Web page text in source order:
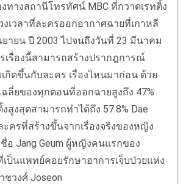
ทางสถานีโทรทัศน์ MBC ที่กวาดเรทติ้ง
เวลาที่ละครออกอากาศฉายที่เกาหลี
ายน ปี 2003 ไปจนถึงวันที่ 23 มีนาคม
เรื่องนี้สามารถสร้างปรากฎการณ์
กิดขึ้นกับละคร เรื่องไหนมาก่อน ด้วย
ฉลี่ยของทุกตอนที่ออกฉายสูงถึง 47%
สูงสุดสามารถทำได้ถึง 57.8% Dae
ะครที่สร้างขึ้นจากเรื่องจริงของหญิง
อ Jang Geum ผู้หญิงคนแรกของ
ป็นแพทย์คอยรักษาอาการเจ็บป่วยแห่ง
ชวงศ์ Joseon